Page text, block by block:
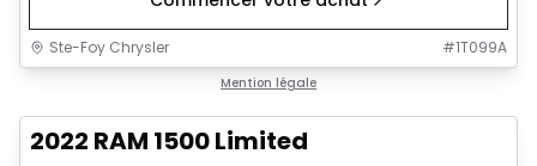
Ste-Foy Chrysler #1T099A
Mention légale
2022 RAM 1500 Limited